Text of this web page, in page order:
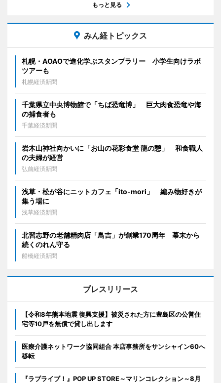
もっと見る
みん経トピックス
札幌・AOAOで進化学ぶスタンプラリー 小学生向けラボ
ツアーも
札幌経済新聞
千葉県立中央博物館で「ちば恐竜博」 巨大肉食恐竜や海
の捕食者も
千葉経済新聞
岩木山神社向かいに「お山の花彩食堂 龍の憩」 和食職人
の夫婦が経営
弘前経済新聞
浅草・松が谷にニットカフェ「ito-mori」 編み物好きが
集う場に
浅草経済新聞
北習志野の老舗精肉店「鳥吉」が創業170周年 幕末から
続くのれん守る
船橋経済新聞
プレスリリース
【令和8年熊本地震 復興支援】被災された方に豊島区の公営住
宅等10戸を無償で貸し出します
医療介護ネットワーク協同組合 本店事務所をサンシャイン60へ
移転
『ラブライブ！』POP UP STORE～マリンコレクション～8月